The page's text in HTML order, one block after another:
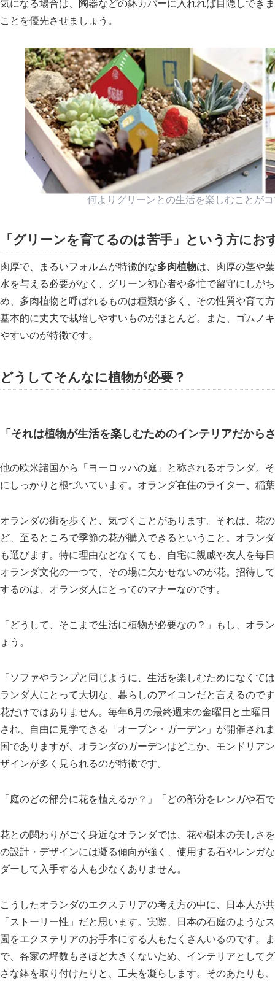
気になる場合は、陶器などの鉢カバーに入れれば目隠しでき
ことを優先させましょう。
何よりグリーンとの生活を楽しむことが
「グリーンを育てるのは苦手」という方にお
肉厚で、まるいフォルムが特徴的な多肉植物は、肉厚の茎や
水を与える必要がなく、グリーン初心者や多忙で留守にしが
め、多肉植物と呼ばれるものは種類が多く、その性質や育て
基本的に丈夫で栽培しやすいものがほとんど。また、ゴムノ
やすいのが特徴です。
どうしてそんなに植物が必要？
それは植物が生活を楽しむためのインテリアだから
他の欧米諸国から ヨーロッパの庭
と称されるオランダ。
にしっかりと根づいています。オランダ在住のライター、稲
オランダの街を歩くと、気づくことがあります。それは、花
ど、至るところで季節の花が購入できるということ。オラン
も選びます。特に理由などなくても、自宅に親戚や友人を毎
オランダ文化の一つで、その場に欠かせないのが花。招待し
するのは、オランダ人にとってのマナーなのです。
どうして、そこまで生活に植物が必要なの？
もし、オラ
ょう。
ソファやランプと同じように、生活を楽しむためになくて
ランダ人にとって大切な、暮らしのアイコンだと言えるので
花だけではありません。毎年6月の最終週末の金曜日と土曜
され、自由に見学できる
オープン・ガーデン
が開催され
国でありますが、オランダのガーデンはどこか、モンドリア
ザインが多く見られるのが特徴です。
庭のどの部分に花を植えるか？ どの部分をレンガや石
花との関わりがごく身近なオランダでは、花や樹木の美しさ
の設計・デザインには凝る傾向が強く、使用する石やレンガ
ダーして入手する人も少なくありません。
こうしたオランダのエクステリアの考え方の中に、日本人が
ストーリー性
だと思います。実際、日本の石庭のような
園をエクステリアのお手本にする人もたくさんいるのです。
で、各家の坪数もさほど大きくないため、インテリアとして
さな鉢を取り付けたりと、工夫を凝らします。そのあたりも